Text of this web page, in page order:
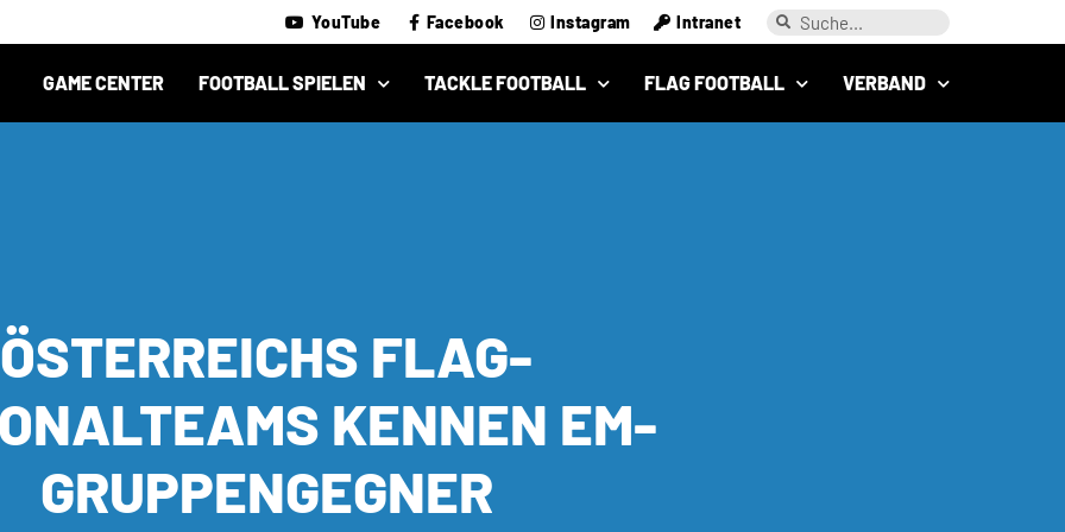
YouTube Facebook Instagram Intranet
GAME CENTER FOOTBALL SPIELEN TACKLE FOOTBALL FLAG FOOTBALL VERBAND
ÖSTERREICHS FLAG-
KENNEN EM-
GRUPPENGEGNER